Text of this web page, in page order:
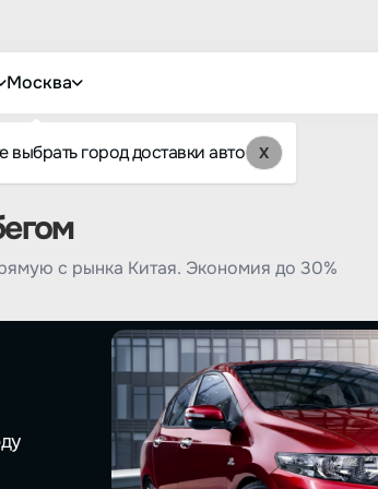
Москва
выбрать город доставки авто X
с рынка Китая. Экономия до 30%